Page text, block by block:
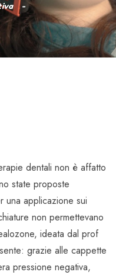
dentali non è affatto
state proposte
una applicazione sui
non permettevano
ideata dal prof
grazie alle cappette
pressione negativa,